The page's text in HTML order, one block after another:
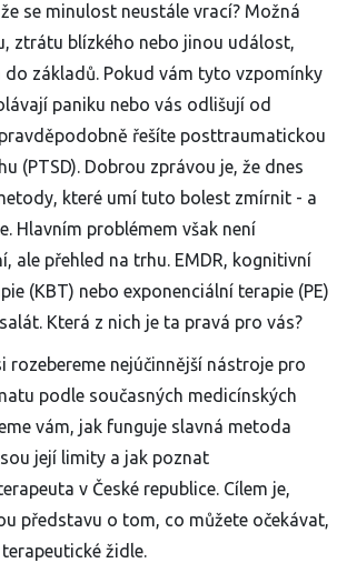
se minulost neustále vrací? Možná
ztrátu blízkého nebo jinou událost,
do základů. Pokud vám tyto vzpomínky
paniku nebo vás odlišují od
řešíte posttraumatickou
(PTSD). Dobrou zprávou je, že dnes
které umí tuto bolest zmírnit - a
Hlavním problémem však není
ale přehled na trhu. EMDR, kognitivní
(KBT) nebo exponenciální terapie (PE)
Která z nich je ta pravá pro vás?
rozebereme nejúčinnější nástroje pro
podle současných medicínských
vám, jak funguje slavná metoda
její limity a jak poznat
v České republice. Cílem je,
představu o tom, co můžete očekávat,
židle.